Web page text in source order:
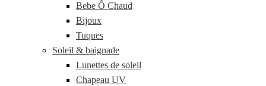
Bebe Ô Chaud
Bijoux
Tuques
Soleil & baignade
Lunettes de soleil
Chapeau UV